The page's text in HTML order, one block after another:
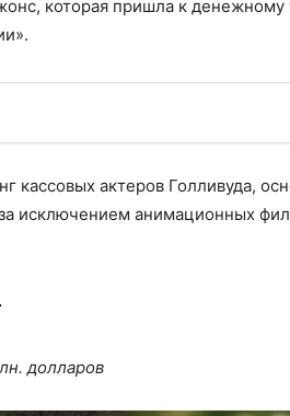
которая пришла к денежному
кассовых актеров Голливуда,
исключением анимационных
долларов